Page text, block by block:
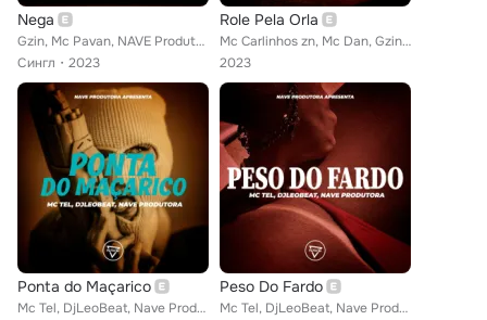
Nega
Gzin, Mc Pavan, NAVE Produtora
Сингл
2023
Role Pela Orla
Mc Carlinhos zn, Mc Dan, Gzin, Mc Leoest, MC Sannchez, NAVE Produtora
2023
Ponta do Maçarico
Mc Tel, DjLeoBeat, Nave Produtora
Peso Do Fardo
Mc Tel, DjLeoBeat, Nave Produtora